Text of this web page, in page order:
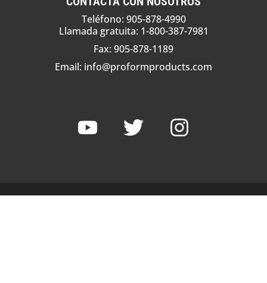
Teléfono: 905-878-4990
Llamada gratuita: 1-800-387-7981
Fax: 905-878-1189
Email: info@proformproducts.com